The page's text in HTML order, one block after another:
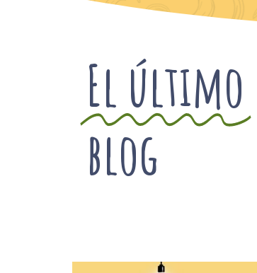
El último
blog